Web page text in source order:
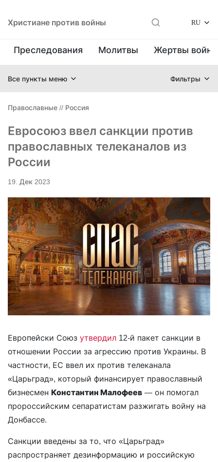
Христиане против войны RU
Преследования Молитвы Жертвы
Все пункты меню Фильтры
Православные // Россия
Евросоюз ввел санкции против
православных телеканалов из
России
19. Дек 2023
Европейски Союз утвердил 12-й пакет санкции в
отношении России за агрессию против Украины. В
частности, ЕС ввел их против телеканала
«Царьград», который финансирует православный
бизнесмен Константин Малофеев — он помогал
пророссийским сепаратистам разжигать войну на
Донбассе.
Санкции введены за то, что «Царьград»
распространяет дезинформацию и российскую